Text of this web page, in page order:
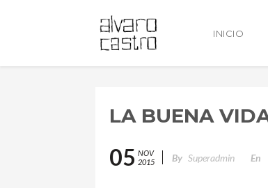
INICIO
LA BUENA
05 NOV
2015
By Superadmin En